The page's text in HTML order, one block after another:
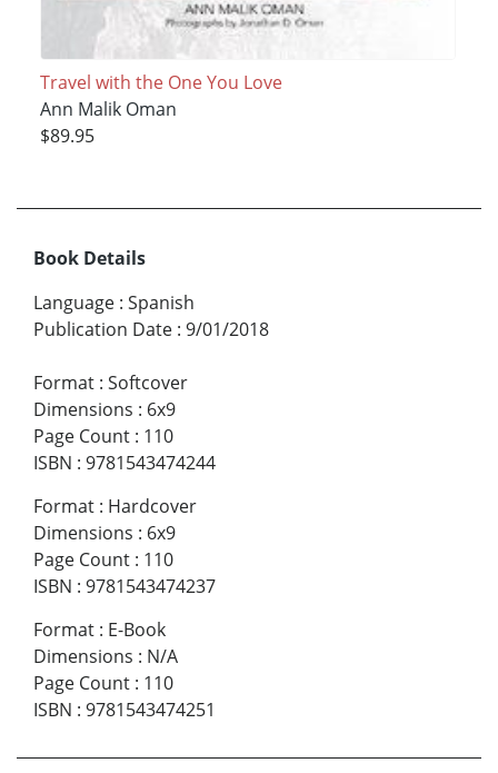
Travel with the One You Love
Ann Malik Oman
$89.95
Book Details
Language : Spanish
Publication Date : 9/01/2018
Format : Softcover
Dimensions : 6x9
Page Count : 110
ISBN : 9781543474244
Format : Hardcover
Dimensions : 6x9
Page Count : 110
ISBN : 9781543474237
Format : E-Book
Dimensions : N/A
Page Count : 110
ISBN : 9781543474251